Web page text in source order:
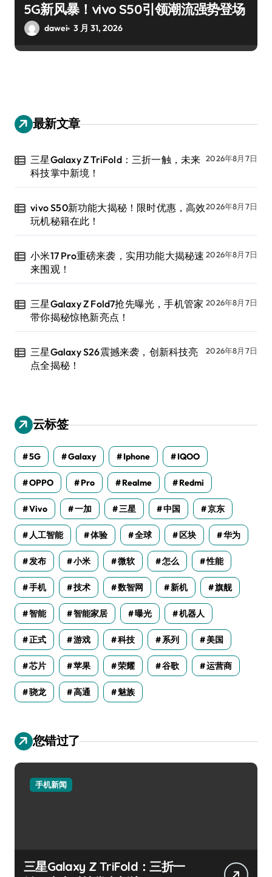
5G新风暴！vivo S50引领潮流强势登场
dawei 3 月 31, 2026
最新文章
三星Galaxy Z TriFold：三折一触，未来
科技掌中新境！
2026年8月7日
vivo S50新功能大揭秘！限时优惠，高效
玩机秘籍在此！
2026年8月7日
小米17 Pro重磅来袭，实用功能大揭秘速
来围观！
2026年8月7日
三星Galaxy Z Fold7抢先曝光，手机管家
带你揭秘惊艳新亮点！
2026年8月7日
三星Galaxy S26震撼来袭，创新科技亮
点全揭秘！
2026年8月7日
云标签
5G Galaxy Iphone IQOO
OPPO Pro Realme Redmi
Vivo 一加 三星 中国 京东
人工智能 体验 全球 区块 华为
发布 小米 微软 怎么 性能
手机 技术 数智网 新机 旗舰
智能 智能家居 曝光 机器人
正式 游戏 科技 系列 美国
芯片 苹果 荣耀 谷歌 运营商
骁龙 高通 魅族
您错过了
手机新闻
三星Galaxy Z TriFold：三折一